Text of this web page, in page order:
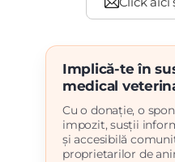
Implică-te în
medical
Cu o donație, o
impozit, susții
și accesibilă
proprietarilor de